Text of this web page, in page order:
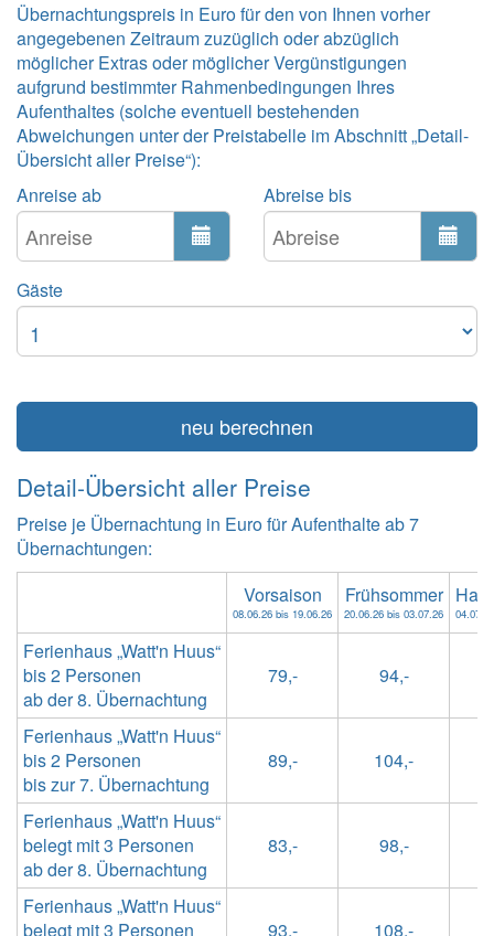
Übernachtungspreis in Euro für den von Ihnen vorher
angegebenen Zeitraum zuzüglich oder abzüglich
möglicher Extras oder möglicher Vergünstigungen
aufgrund bestimmter Rahmenbedingungen Ihres
Aufenthaltes (solche eventuell bestehenden
Abweichungen unter der Preistabelle im Abschnitt „Detail-
Übersicht aller Preise“):
Anreise ab
Abreise bis
Gäste
neu berechnen
Detail-Übersicht aller Preise
Preise je Übernachtung in Euro für Aufenthalte ab 7
Übernachtungen:
Ferienhaus „Watt'n Huus“
bis 2 Personen
ab der 8. Übernachtung
Ferienhaus „Watt'n Huus“
bis 2 Personen
bis zur 7. Übernachtung
Ferienhaus „Watt'n Huus“
belegt mit 3 Personen
ab der 8. Übernachtung
Ferienhaus „Watt'n Huus“
belegt mit 3 Personen
Vorsaison
08.06.26 bis 19.06.26
Frühsommer
20.06.26 bis 03.07.26
79,- 94,-
89,- 104,-
83,- 98,-
93,- 108,-